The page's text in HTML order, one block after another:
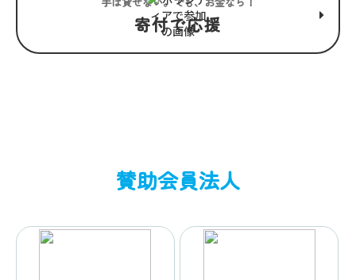
寄付で応援
賛助会員法人